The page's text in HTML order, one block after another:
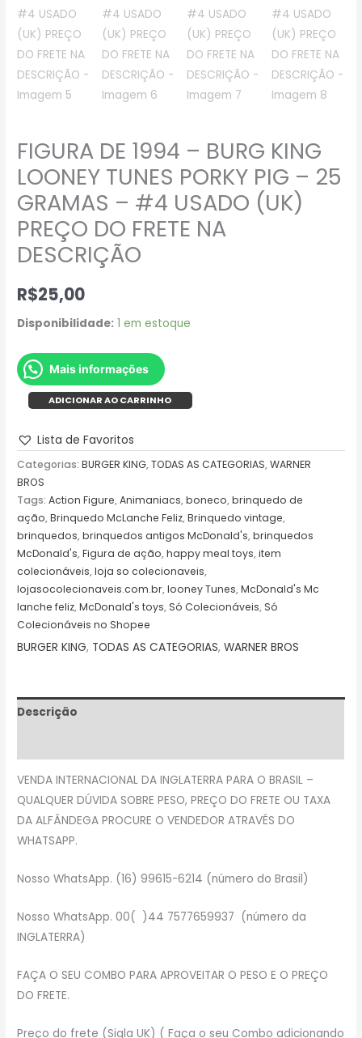
FIGURA DE 1994 – BURG KING
LOONEY TUNES PORKY PIG – 25
GRAMAS – #4 USADO (UK)
PREÇO DO FRETE NA
DESCRIÇÃO
R$25,00
Disponibilidade: 1 em estoque
Mais informações
ADICIONAR AO CARRINHO
Lista de Favoritos
Categorias:BURGER KING,TODAS AS CATEGORIAS,WARNER
BROS
Tags:Action Figure,Animaniacs,boneco,brinquedo de
ação,Brinquedo McLanche Feliz,Brinquedo vintage,
brinquedos,brinquedos antigos McDonald's,brinquedos
McDonald's,Figura de ação,happy meal toys,item
colecionáveis,loja so colecionaveis,
lojasocolecionaveis.com.br,looney Tunes,McDonald's Mc
lanche feliz,McDonald's toys,Só Colecionáveis,Só
Colecionáveis no Shopee
BURGER KING, TODAS AS CATEGORIAS,WARNER BROS
Descrição
VENDA INTERNACIONAL DA INGLATERRA PARA O BRASIL –
QUALQUER DÚVIDA SOBRE PESO, PREÇO DO FRETE OU TAXA
DA ALFÂNDEGA PROCURE O VENDEDOR ATRAVÉS DO
WHATSAPP.
Nosso WhatsApp. (16) 99615-6214 (número do Brasil)
Nosso WhatsApp. 00( )44 7577659937 (número da
INGLATERRA)
FAÇA O SEU COMBO PARA APROVEITAR O PESO E O PREÇO
DO FRETE.
Preço do frete (Sigla UK) ( Faça o seu Combo adicionando